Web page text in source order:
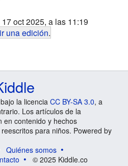
oct 2025, a las 11:19
una edición.
la licencia CC BY-SA 3.0, a
Los artículos de la
en contenido y hechos
reescritos para niños. Powered by
Quiénes somos
© 2025 Kiddle.co